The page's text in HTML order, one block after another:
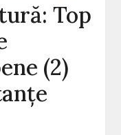
Top
(2)